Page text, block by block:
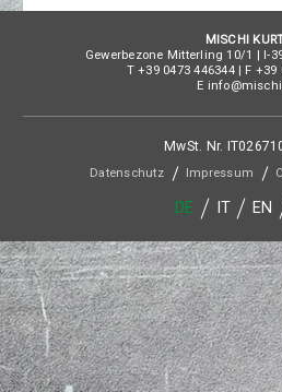
MISCHI
Gewerbezone Mitterling 10/1 | I-
T+39 0473 446344| F +39
E
MwSt. Nr.
Datenschutz Impressum
DE IT EN